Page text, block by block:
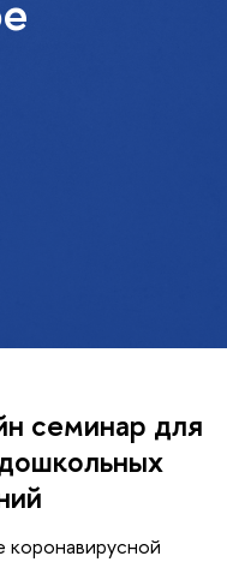
семинар для